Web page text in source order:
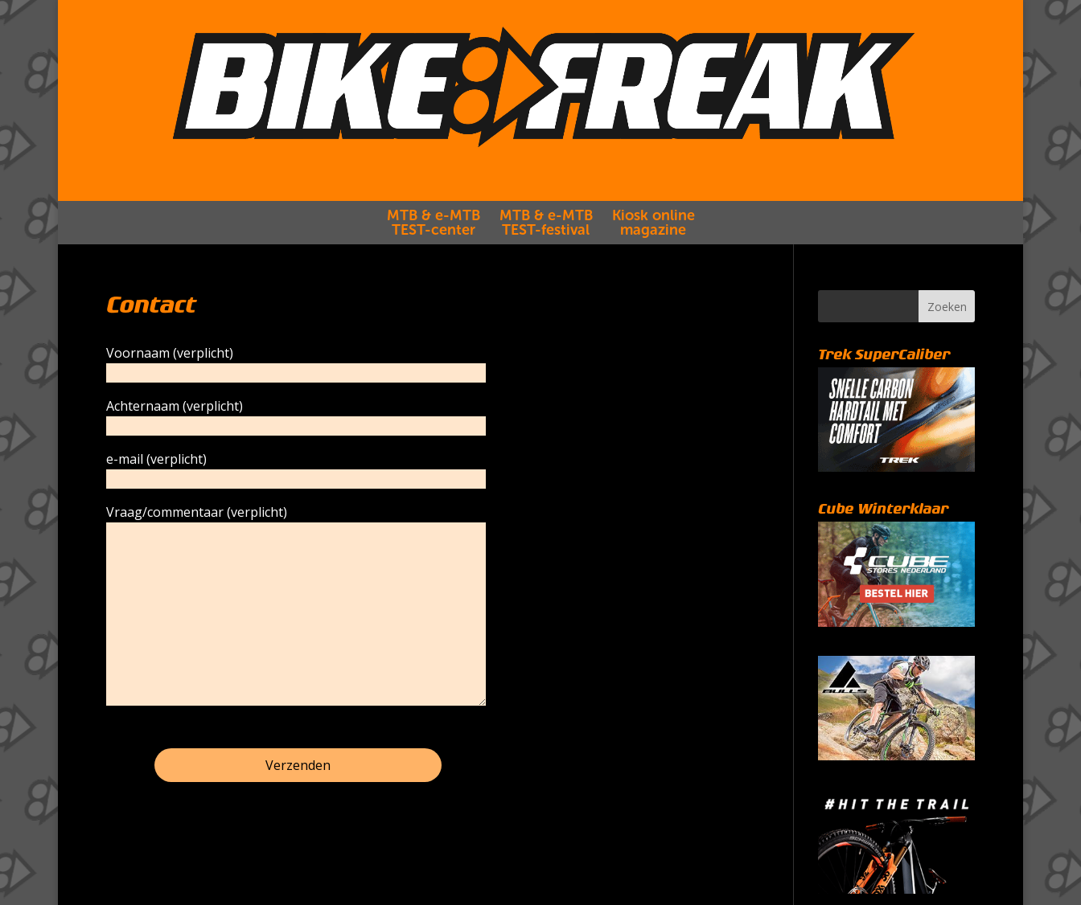
MTB & e-MTB
TEST-center
MTB & e-MTB
TEST-festival
Kiosk online
magazine
Contact
Voornaam (verplicht)
Achternaam (verplicht)
e-mail (verplicht)
Vraag/commentaar (verplicht)
Trek SuperCaliber
Cube Winterklaar